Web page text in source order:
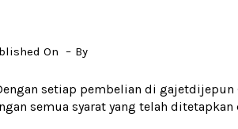
On By
setiap pembelian di
semua syarat yang telah